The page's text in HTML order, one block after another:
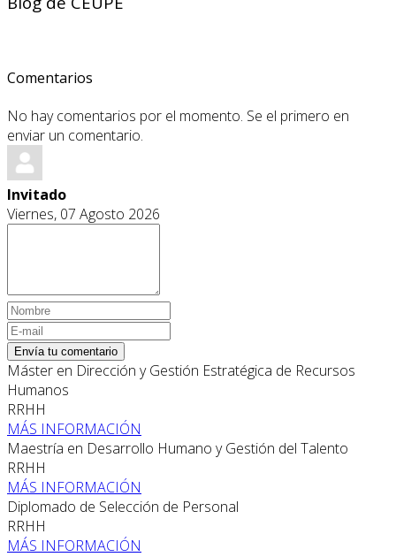
Comentarios
No hay comentarios por el momento. Se el primero en
enviar un comentario.
Invitado
Viernes, 07 Agosto 2026
Envía tu comentario
Máster en Dirección y Gestión Estratégica de Recursos
Humanos
RRHH
MÁS INFORMACIÓN
Maestría en Desarrollo Humano y Gestión del Talento
RRHH
MÁS INFORMACIÓN
Diplomado de Selección de Personal
RRHH
MÁS INFORMACIÓN